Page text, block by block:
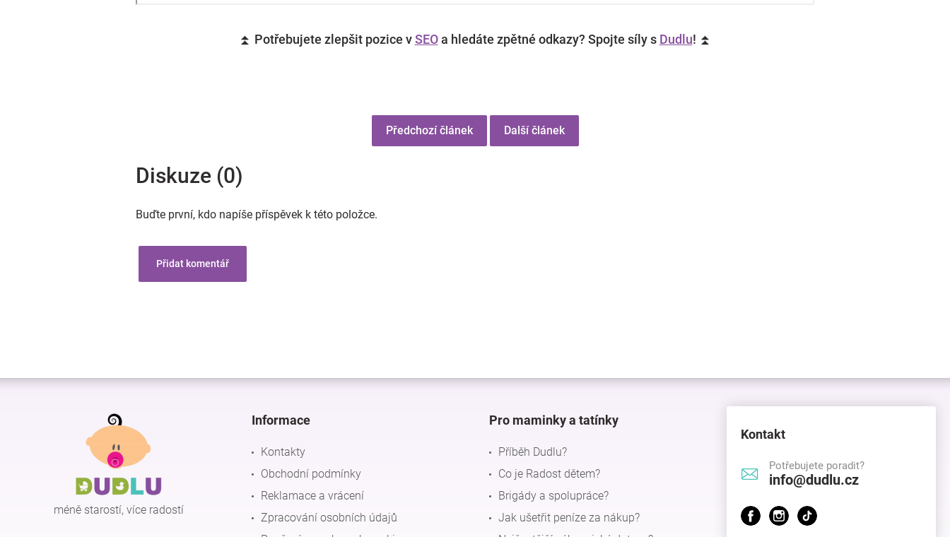
⏫ Potřebujete zlepšit pozice vSEOa hledáte zpětné odkazy? Spojte síly s Dudlu! ⏫
Předchozí článek Další článek
Diskuze (0)
Buďte první, kdo napíše příspěvek k této položce.
Přidat komentář
Z
méně starostí, více radostí
Informace
Kontakty
Obchodní podmínky
Reklamace a vrácení
Zpracování osobních údajů
Pro maminky a tatínky
Příběh Dudlu?
Co je Radost dětem?
Brigády a spolupráce?
Jak ušetřit peníze za nákup?
Kontakt
Potřebujete poradit?
info@dudlu.cz